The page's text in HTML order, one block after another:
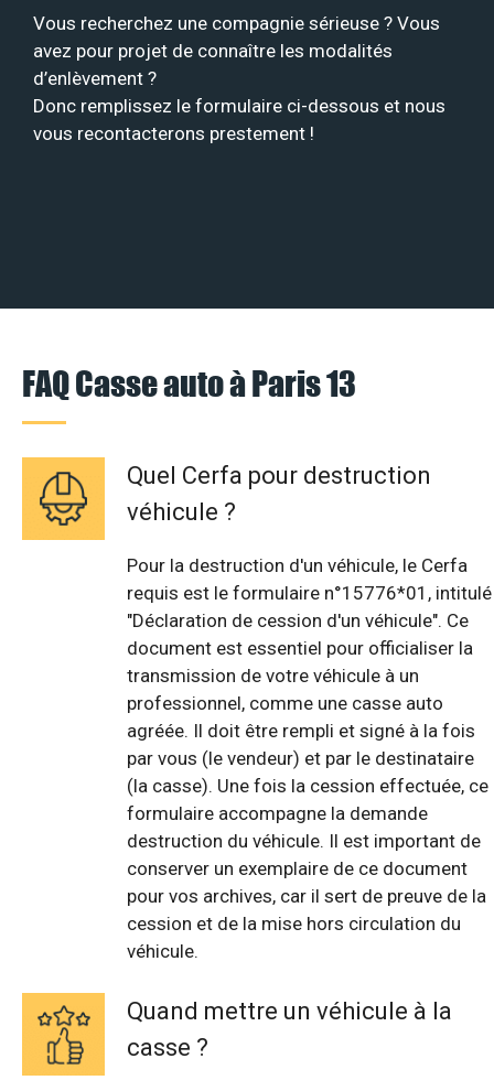
Vous recherchez une compagnie sérieuse ? Vous
avez pour projet de connaître les modalités
d’enlèvement ?
Donc remplissez le formulaire ci-dessous et nous
vous recontacterons prestement !
FAQ Casse auto à Paris 13
Quel Cerfa pour destruction
véhicule ?
Pour la destruction d'un véhicule, le Cerfa
requis est le formulaire n°15776*01, intitulé
"Déclaration de cession d'un véhicule". Ce
document est essentiel pour officialiser la
transmission de votre véhicule à un
professionnel, comme une casse auto
agréée. Il doit être rempli et signé à la fois
par vous (le vendeur) et par le destinataire
(la casse). Une fois la cession effectuée, ce
formulaire accompagne la demande
destruction du véhicule. Il est important de
conserver un exemplaire de ce document
pour vos archives, car il sert de preuve de la
cession et de la mise hors circulation du
véhicule.
Quand mettre un véhicule à la
casse ?